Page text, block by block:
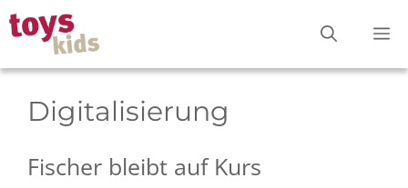
Zum
Inhalt
springen
Digitalisierung
Fischer bleibt auf Kurs